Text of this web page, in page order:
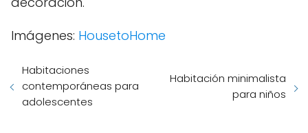
Imágenes: HousetoHome
Habitaciones
contemporáneas para
adolescentes
Habitación minimalista
para niños